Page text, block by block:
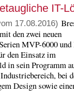
IT-
17.08.2016)
den zwei neuen
MVP-6000
den Einsatz im
in sein Programm
bei
Design sowie